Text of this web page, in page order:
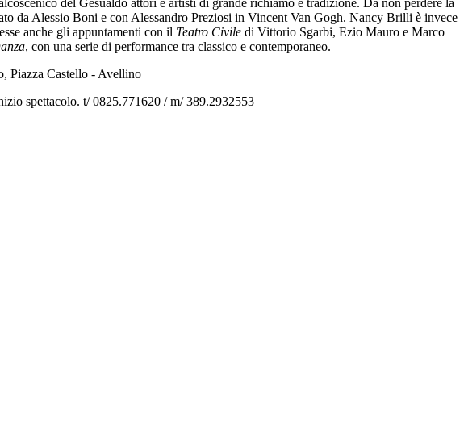
da Alessio Boni e con Alessandro Preziosi in Vincent Van Gogh. Nancy Brilli è invece
anche gli appuntamenti con il Teatro Civile di Vittorio Sgarbi, Ezio Mauro e Marco
, con una serie di performance tra classico e contemporaneo.
Piazza Castello - Avellino
spettacolo. t/ 0825.771620 / m/ 389.2932553